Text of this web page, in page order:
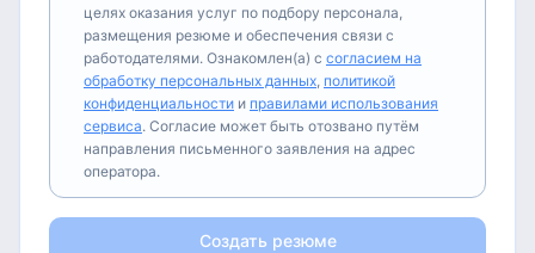
целях оказания услуг по подбору персонала,
размещения резюме и обеспечения связи с
работодателями. Ознакомлен(а) с согласием на
обработку персональных данных, политикой
конфиденциальности и правилами использования
сервиса. Согласие может быть отозвано путём
направления письменного заявления на адрес
оператора.
Создать резюме